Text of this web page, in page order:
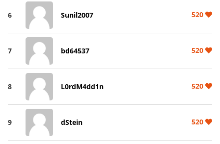
6 Sunil2007 520
7 bd64537 520
8 L0rdM4dd1n 520
9 dStein 520